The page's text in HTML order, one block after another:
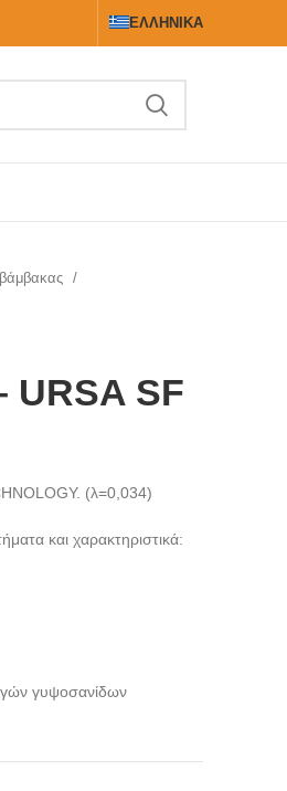
ΕΛΛΗΝΙΚΆ
URSA SF
(λ=0,034)
και χαρακτηριστικά:
γυψοσανίδων